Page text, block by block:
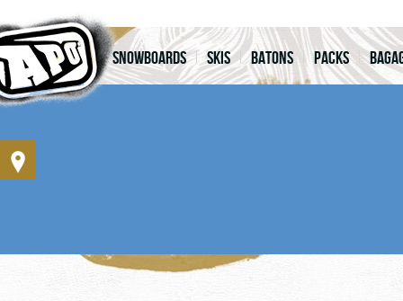
Snowboards Skis Batons Packs